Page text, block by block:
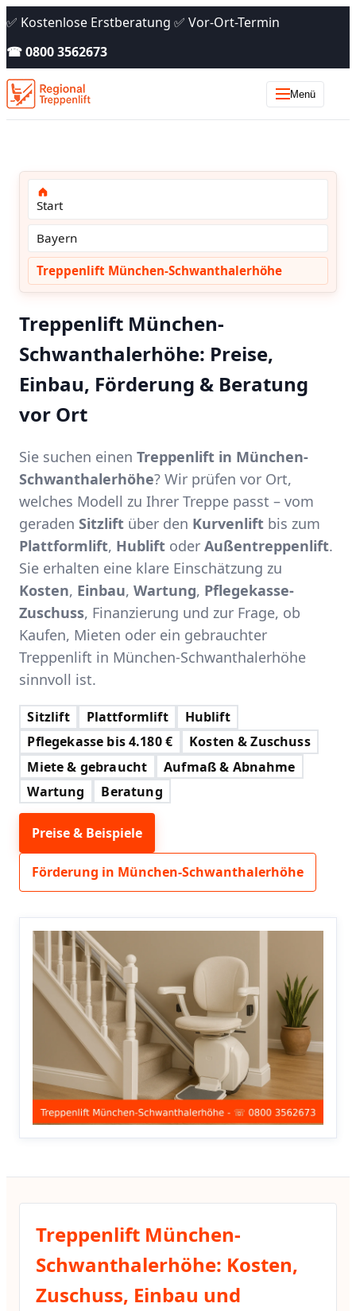
✅ Kostenlose Erstberatung ✅ Vor-Ort-Termin
☎ 0800 3562673
Menü
Start
Bayern
Treppenlift München-Schwanthalerhöhe
Treppenlift München-
Schwanthalerhöhe: Preise,
Einbau, Förderung & Beratung
vor Ort
Sie suchen einen Treppenlift in München-
Schwanthalerhöhe? Wir prüfen vor Ort,
welches Modell zu Ihrer Treppe passt – vom
geraden Sitzlift über den Kurvenlift bis zum
Plattformlift, Hublift oder Außentreppenlift.
Sie erhalten eine klare Einschätzung zu
Kosten, Einbau, Wartung, Pflegekasse-
Zuschuss, Finanzierung und zur Frage, ob
Kaufen, Mieten oder ein gebrauchter
Treppenlift in München-Schwanthalerhöhe
sinnvoll ist.
Sitzlift Plattformlift
Hublift
Pflegekasse bis 4.180 €
Kosten & Zuschuss
Miete & gebraucht
Aufmaß & Abnahme
Wartung
Beratung
Preise & Beispiele
Förderung in München-Schwanthalerhöhe
Treppenlift München-
Schwanthalerhöhe: Kosten,
Zuschuss, Einbau und